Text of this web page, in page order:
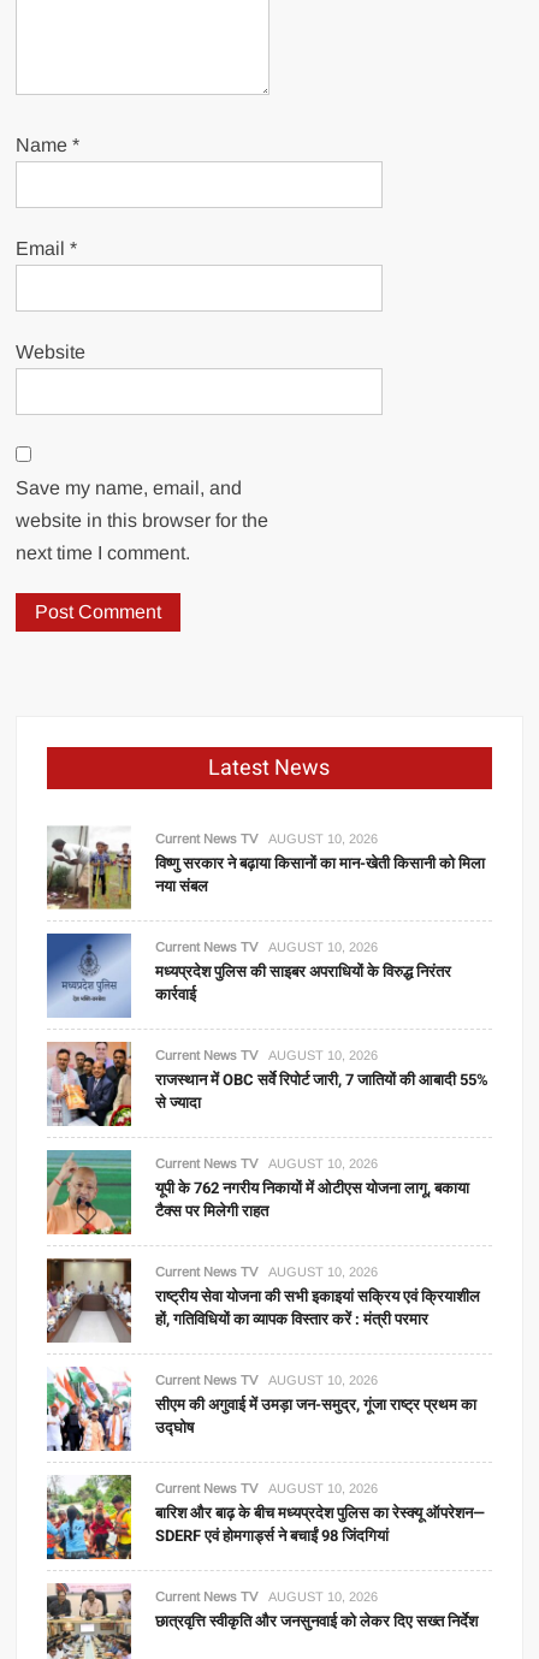
Name*
Email*
Website
Save my name, email, and
website in this browser for the
next time I comment.
Latest News
Current News TV AUGUST 10, 2026
विष्णु सरकार ने बढ़ाया किसानों का मान-खेती किसानी को मिला
नया संबल
Current News TV AUGUST 10, 2026
मध्यप्रदेश पुलिस की साइबर अपराधियों के विरुद्ध निरंतर
कार्रवाई
Current News TV AUGUST 10, 2026
राजस्थान में OBC सर्वे रिपोर्ट जारी, 7 जातियों की आबादी 55%
से ज्यादा
Current News TV AUGUST 10, 2026
यूपी के 762 नगरीय निकायों में ओटीएस योजना लागू, बकाया
टैक्स पर मिलेगी राहत
Current News TV AUGUST 10, 2026
राष्ट्रीय सेवा योजना की सभी इकाइयां सक्रिय एवं क्रियाशील
हों, गतिविधियों का व्यापक विस्तार करें : मंत्री परमार
Current News TV AUGUST 10, 2026
सीएम की अगुवाई में उमड़ा जन-समुद्र, गूंजा राष्ट्र प्रथम का
उद्घोष
Current News TV AUGUST 10, 2026
बारिश और बाढ़ के बीच मध्यप्रदेश पुलिस का रेस्क्यू ऑपरेशन—
SDERF एवं होमगार्ड्स ने बचाईं 98 जिंदगियां
Current News TV AUGUST 10, 2026
छात्रवृत्ति स्वीकृति और जनसुनवाई को लेकर दिए सख्त निर्देश